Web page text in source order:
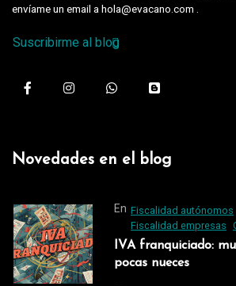
envíame un email a hola@evacano.com .
Suscribirme al blog
Novedades en el blog
En Fiscalidad autónomos
Fiscalidad empresas
IVA franquiciado:
pocas nueces